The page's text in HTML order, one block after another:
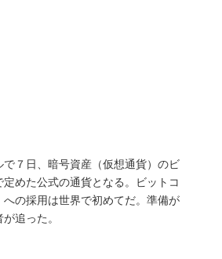
７日、暗号資産（仮想通貨）のビ
めた公式の通貨となる。ビットコ
の採用は世界で初めてだ。準備が
追った。